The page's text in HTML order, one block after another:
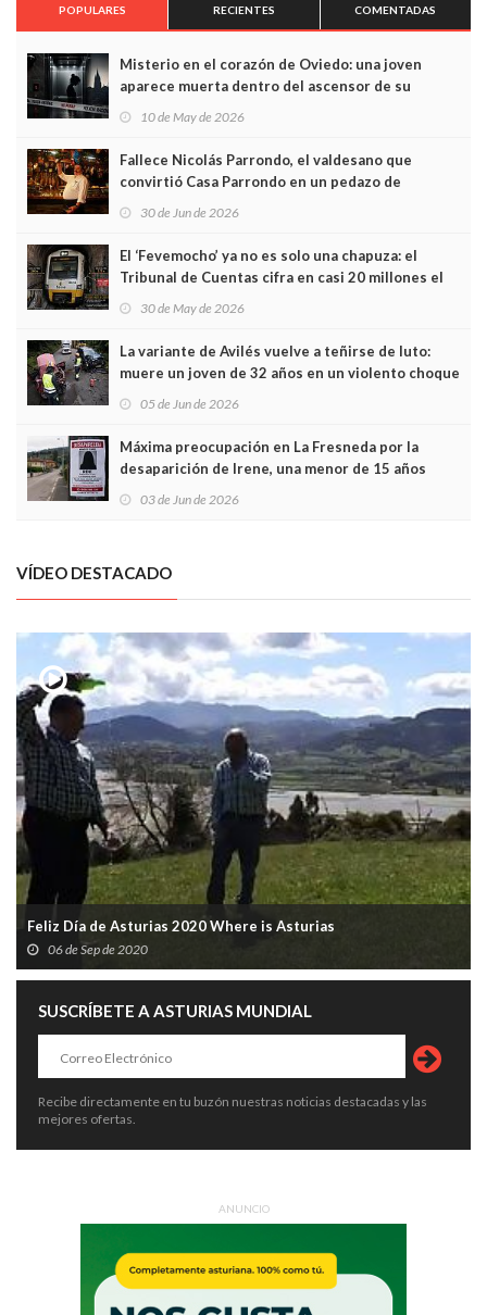
POPULARES RECIENTES COMENTADAS
Misterio en el corazón de Oviedo: una joven
aparece muerta dentro del ascensor de su
edificio y las cámaras captan sus últimos minutos
10 de May de 2026
Fallece Nicolás Parrondo, el valdesano que
convirtió Casa Parrondo en un pedazo de
Asturias en Madrid
30 de Jun de 2026
El ‘Fevemocho’ ya no es solo una chapuza: el
Tribunal de Cuentas cifra en casi 20 millones el
sobrecoste de los trenes que no cabían por los
30 de May de 2026
La variante de Avilés vuelve a teñirse de luto:
muere un joven de 32 años en un violento choque
frontal
05 de Jun de 2026
Máxima preocupación en La Fresneda por la
desaparición de Irene, una menor de 15 años
03 de Jun de 2026
VÍDEO DESTACADO
Feliz Día de Asturias 2020 Where is Asturias
06 de Sep de 2020
SUSCRÍBETE A ASTURIAS MUNDIAL
Recibe directamente en tu buzón nuestras noticias destacadas y las
mejores ofertas.
ANUNCIO